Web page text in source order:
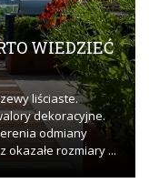
WIEDZIEĆ
liściaste.
dekoracyjne.
odmiany
okazałe rozmiary ...